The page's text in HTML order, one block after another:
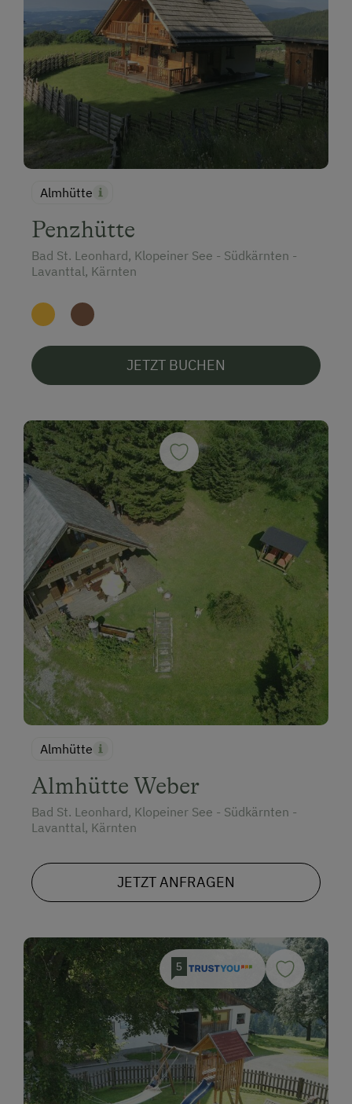
Almhütte
Penzhütte
Bad St. Leonhard, Klopeiner See - Südkärnten -
Lavanttal, Kärnten
JETZT BUCHEN
Almhütte
Almhütte Weber
Bad St. Leonhard, Klopeiner See - Südkärnten -
Lavanttal, Kärnten
JETZT ANFRAGEN
5